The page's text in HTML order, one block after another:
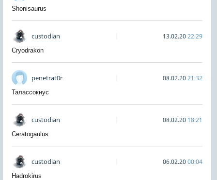
Shonisaurus
custodian 13.02.2022:29
Cryodrakon
penetrat0r 08.02.2021:32
Талассокнус
custodian 08.02.20 18:21
Ceratogaulus
custodian 06.02.2000:04
Hadrokirus